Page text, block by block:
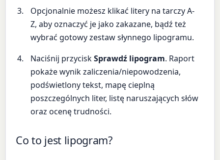
Opcjonalnie możesz klikać litery na tarczy A-
Z, aby oznaczyć je jako zakazane, bądź też
wybrać gotowy zestaw słynnego lipogramu.
Naciśnij przyciskSprawdź lipogram. Raport
pokaże wynik zaliczenia/niepowodzenia,
podświetlony tekst, mapę cieplną
poszczególnych liter, listę naruszających słów
oraz ocenę trudności.
Co to jest lipogram?